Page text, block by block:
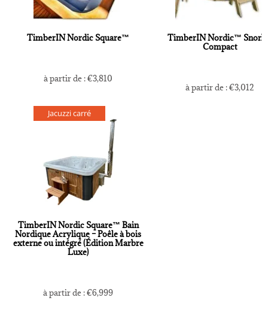
TimberIN Nordic Square™
à partir de :€3,810
TimberIN Nordic™
Compact
à partir de :€3,012
Jacuzzi carré
TimberIN Nordic Square™ Bain
Nordique Acrylique – Poêle à bois
externe ou intégré (Édition Marbre
Luxe)
à partir de :€6,999